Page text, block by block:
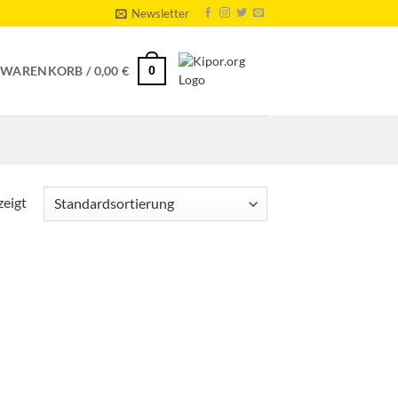
Newsletter
WARENKORB /0,00€ 0